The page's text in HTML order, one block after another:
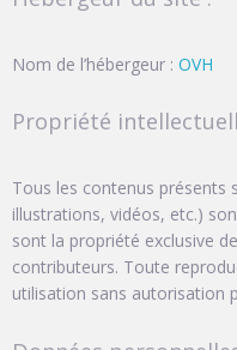
Nom de l’hébergeur : OVH
Propriété
Tous les contenus présents
illustrations, vidéos, etc.)
sont la propriété exclusive
contributeurs. Toute
utilisation sans autorisation